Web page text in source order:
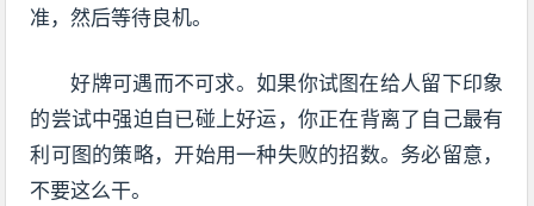
准，然后等待良机。
好牌可遇而不可求。如果你试图在给人留下印象
的尝试中强迫自已碰上好运，你正在背离了自己最有
利可图的策略，开始用一种失败的招数。务必留意，
不要这么干。